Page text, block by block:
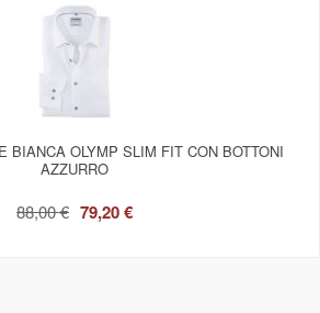
BIANCA OLYMP SLIM FIT CON BOTTONI
AZZURRO
88,00 € 79,20 €